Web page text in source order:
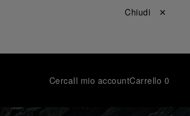
Chiudi ✕
CercaIl mio accountCarrello 0